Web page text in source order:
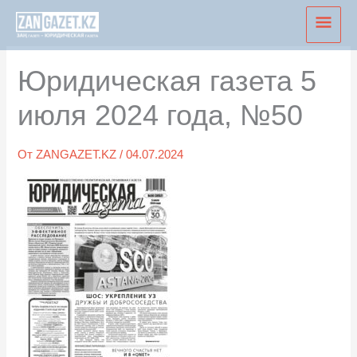
Перейти
содержимому
Юридическая газета 5
июля 2024 года, №50
ОтZANGAZET.KZ/04.07.2024